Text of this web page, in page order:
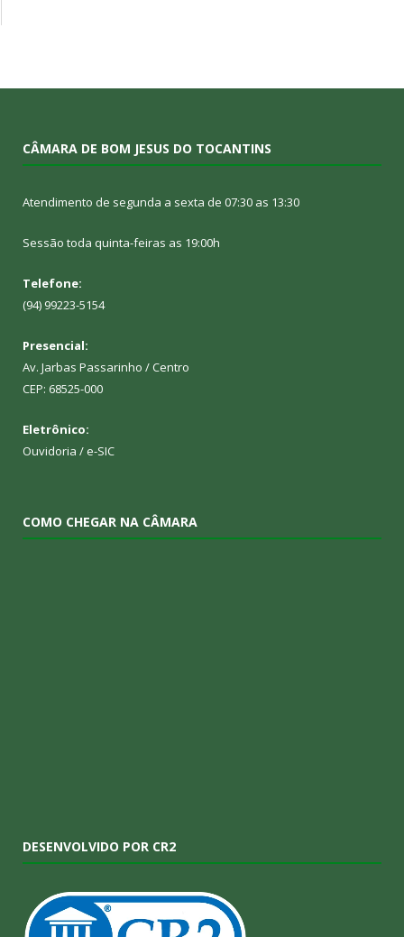
CÂMARA DE BOM JESUS DO TOCANTINS
Atendimento de segunda a sexta de 07:30 as 13:30
Sessão toda quinta-feiras as 19:00h
Telefone:
(94) 99223-5154
Presencial:
Av. Jarbas Passarinho / Centro
CEP: 68525-000
Eletrônico:
Ouvidoria / e-SIC
COMO CHEGAR NA CÂMARA
DESENVOLVIDO POR CR2